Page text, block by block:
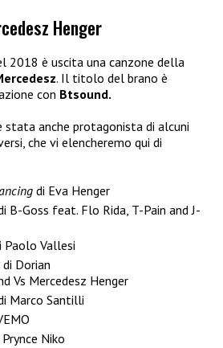
Henger
2018 è uscita una canzone della
. Il titolo del brano è
con Btsound.
anche protagonista di alcuni
che vi elencheremo qui di
di Eva Henger
B-Goss feat. Flo Rida, T-Pain and J-
Paolo Vallesi
di Dorian
Vs Mercedesz Henger
Marco Santilli
Niko